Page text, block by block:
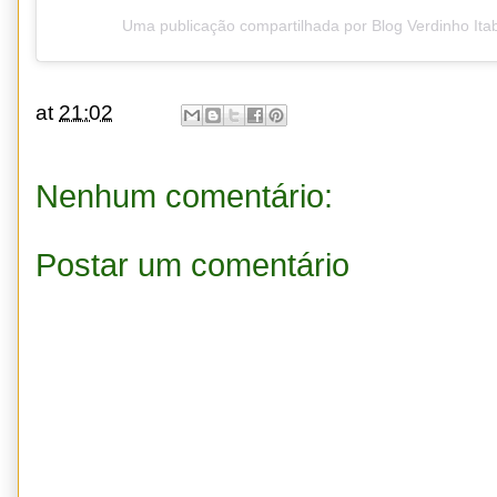
Uma publicação compartilhada por Blog Verdinho
at 21:02
Nenhum comentário:
Postar um comentário